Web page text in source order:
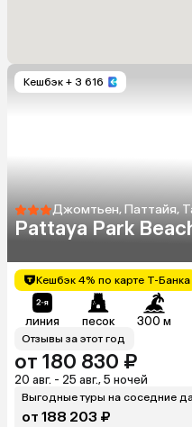
Кешбэк + 3 616
Джомтьен, Паттайя,
Pattaya Park
Кешбэк 4% по карте Т-Банка
линия песок 300 м
Отзывы за этот год
от 180 830 ₽
20 авг. - 25 авг., 5 ночей
Выгодные туры на соседние
от 188 203 ₽